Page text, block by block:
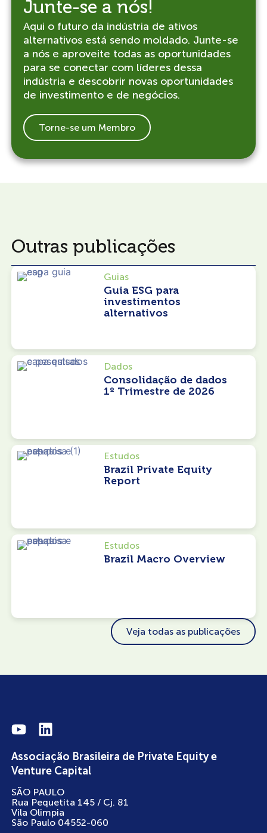
Junte-se a nós!
Aqui o futuro da indústria de ativos
alternativos está sendo moldado. Junte-se
a nós e aproveite todas as oportunidades
para se conectar com líderes dessa
indústria e descobrir novas oportunidades
de investimento e de negócios.
Torne-se um Membro
Outras publicações
Guias
Guia ESG para
investimentos
alternativos
Dados
Consolidação de dados
1º Trimestre de 2026
Estudos
Brazil Private Equity
Report
Estudos
Brazil Macro Overview
Veja todas as publicações
Associação Brasileira de Private Equity e
Venture Capital
SÃO PAULO
Rua Pequetita 145 / Cj. 81
Vila Olimpia
São Paulo 04552-060